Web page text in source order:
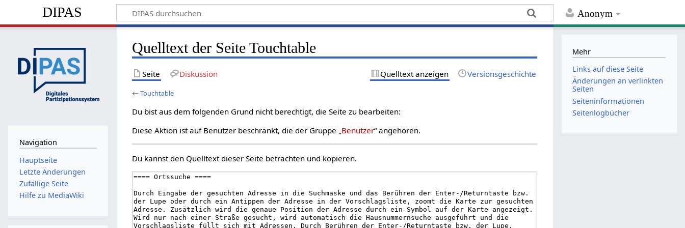
Anonym
DIPAS
Quelltext der Seite Touchtable
Seite Diskussion Quelltext anzeigen Versionsgeschichte
←Touchtable
Du bist aus dem folgenden Grund nicht berechtigt, die Seite zu bearbeiten:
Diese Aktion ist auf Benutzer beschränkt, die der Gruppe „Benutzer“ angehören.
Du kannst den Quelltext dieser Seite betrachten und kopieren.
Navigation
Hauptseite
Letzte Änderungen
Zufällige Seite
Hilfe zu MediaWiki
Mehr
Links auf diese Seite
Änderungen an verlinkten
Seiten
Seiten­informationen
Seitenlogbücher